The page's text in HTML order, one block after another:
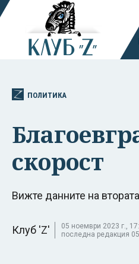
ПОЛИТИКА
скорост
Вижте данните на
Клуб 'Z'
05 ноември 2023 г.,
последна редакция